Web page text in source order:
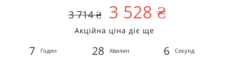
3 714 ₴ 3 528 ₴
Акційна ціна діє ще
7 Годин 28 Хвилин 6 Секунд